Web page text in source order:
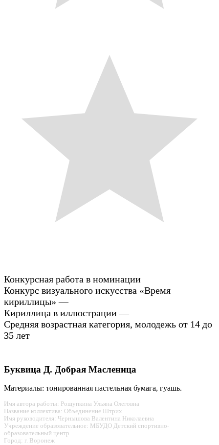
Конкурсная работа в номинации
Конкурс визуального искусства «Время
кириллицы» —
Кириллица в иллюстрации —
Средняя возрастная категория, молодежь от 14 до
35 лет
Буквица Д. Добрая Масленица
Материалы: тонированная пастельная бумага, гуашь.
Имя автора работы: Рощупкина Ульяна Олеговна
Название коллектива: Объединение Штрих
Имя руководителя: Чернышова Валентина Николаевна
Учреждение образовательное: МБУДО Детский спортивно-
образовательный центр
Город: г. Воронеж